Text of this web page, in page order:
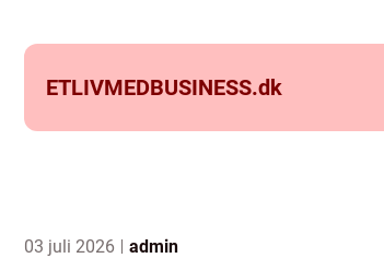
ETLIVMEDBUSINESS.dk
03 juli 2026 admin